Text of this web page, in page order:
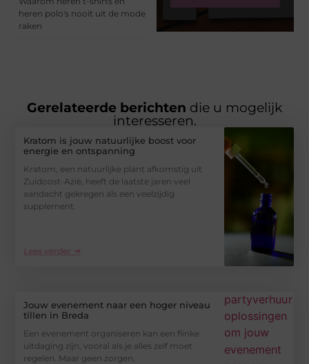
heren polo's nooit uit de mode
raken
Gerelateerde berichten die u mogelijk
interesseren.
Kratom is jouw natuurlijke boost voor
energie en ontspanning
Kratom, een natuurlijke plant afkomstig uit
Zuidoost-Azië, heeft de laatste jaren veel
aandacht gekregen als een veelzijdig
supplement.
Lees verder ➜
Jouw evenement naar een hoger niveau
tillen in Breda
Een evenement organiseren kan een flinke
uitdaging zijn, vooral als je alles zelf moet
regelen. Maar geen zorgen,